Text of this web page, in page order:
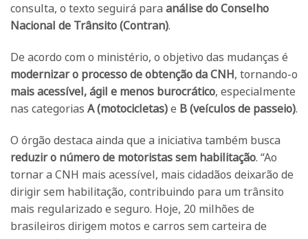
consulta, o texto seguirá para análise do Conselho
Nacional de Trânsito (Contran).
De acordo com o ministério, o objetivo das mudanças é
modernizar o processo de obtenção da CNH, tornando-o
mais acessível, ágil e menos burocrático, especialmente
nas categorias A (motocicletas)e B (veículos de passeio).
O órgão destaca ainda que a iniciativa também busca
reduzir o número de motoristas sem habilitação. “Ao
tornar a CNH mais acessível, mais cidadãos deixarão de
dirigir sem habilitação, contribuindo para um trânsito
mais regularizado e seguro. Hoje, 20 milhões de
brasileiros dirigem motos e carros sem carteira de